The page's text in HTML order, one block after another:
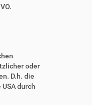
oder
D.h. die
durch